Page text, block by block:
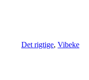
Det rigtige, Vibeke